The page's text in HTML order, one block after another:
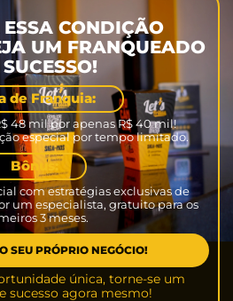
CONDIÇÃO
UM FRANQUEADO
de Franquia:
48 mil por apenas R$ 40 mil!
especial por tempo limitado.
Bônus:
com estratégias exclusivas de
um especialista, gratuito para os
3 meses.
SEU PRÓPRIO NEGÓCIO!
única, torne-se um
sucesso agora mesmo!